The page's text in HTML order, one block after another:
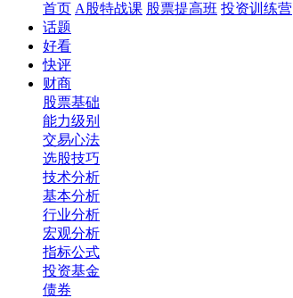
首页 A股特战课 股票提高班 投资训练营
话题
好看
快评
财商
股票基础
能力级别
交易心法
选股技巧
技术分析
基本分析
行业分析
宏观分析
指标公式
投资基金
债券